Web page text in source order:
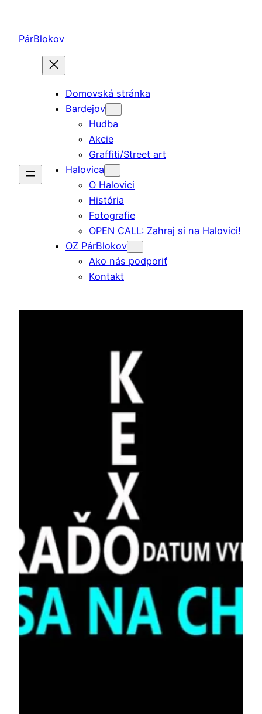
obsah
PárBlokov
Domovská stránka
Bardejov
Hudba
Akcie
Graffiti/Street art
Halovica
O Halovici
História
Fotografie
OPEN CALL: Zahraj si na Halovici!
OZ PárBlokov
Ako nás podporiť
Kontakt